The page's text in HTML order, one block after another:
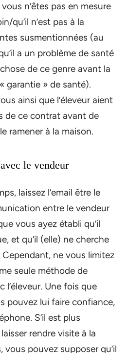
n’êtes pas en mesure
qu’il n’est pas à la
susmentionnées (au
a un problème de santé
de ce genre avant la
garantie » de santé).
ainsi que l’éleveur aient
de ce contrat avant de
ramener à la maison.
le vendeur
laissez l’email être le
entre le vendeur
vous ayez établi qu’il
et qu’il (elle) ne cherche
ne vous limitez
seule méthode de
l’éleveur. Une fois que
pouvez lui faire confiance,
S’il est plus
rendre visite à la
vous pouvez supposer qu’il